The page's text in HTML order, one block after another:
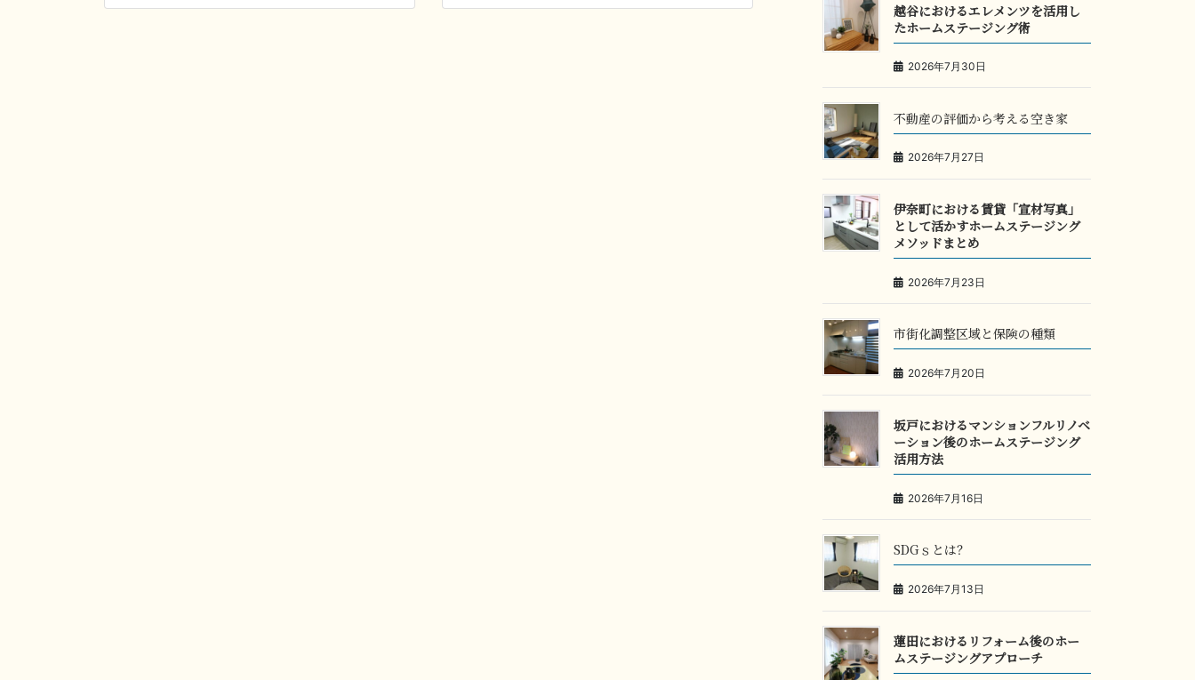
越谷におけるエレメンツを活用し
たホームステージング術
2026年7月30日
不動産の評価から考える空き家
2026年7月27日
伊奈町における賃貸「宣材写真」
として活かすホームステージング
メソッドまとめ
2026年7月23日
市街化調整区域と保険の種類
2026年7月20日
坂戸におけるマンションフルリノベ
ーション後のホームステージング
活用方法
2026年7月16日
SDGｓとは？
2026年7月13日
蓮田におけるリフォーム後のホー
ムステージングアプローチ